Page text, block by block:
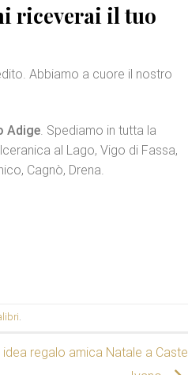
riceverai il tuo
Abbiamo a cuore il nostro
Adige. Spediamo in tutta la
al Lago, Vigo di Fassa,
Cagnò, Drena.
.
regalo amica Natale a Castel